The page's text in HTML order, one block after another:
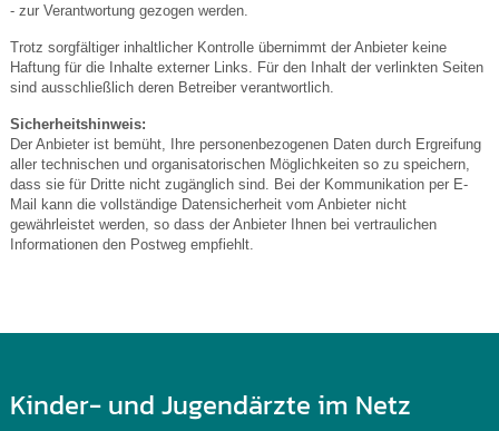
- zur Verantwortung gezogen werden.
Trotz sorgfältiger inhaltlicher Kontrolle übernimmt der Anbieter keine
Haftung für die Inhalte externer Links. Für den Inhalt der verlinkten Seiten
sind ausschließlich deren Betreiber verantwortlich.
Sicherheitshinweis:
Der Anbieter ist bemüht, Ihre personenbezogenen Daten durch Ergreifung
aller technischen und organisatorischen Möglichkeiten so zu speichern,
dass sie für Dritte nicht zugänglich sind. Bei der Kommunikation per E-
Mail kann die vollständige Datensicherheit vom Anbieter nicht
gewährleistet werden, so dass der Anbieter Ihnen bei vertraulichen
Informationen den Postweg empfiehlt.
Kinder- und Jugendärzte im Netz